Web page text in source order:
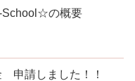
School☆の概要
申請しました！！